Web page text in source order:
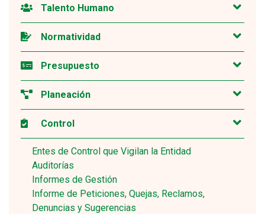
Talento Humano
Normatividad
Presupuesto
Planeación
Control
Entes de Control que Vigilan la Entidad
Auditorías
Informes de Gestión
Informe de Peticiones, Quejas, Reclamos,
Denuncias y Sugerencias